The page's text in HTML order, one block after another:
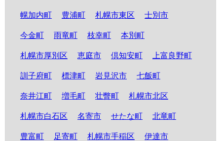
幌加内町 豊浦町 札幌市東区 士別市
今金町 雨竜町 枝幸町 本別町
札幌市厚別区 恵庭市 倶知安町 上富良野町
訓子府町 標津町 岩見沢市 七飯町
奈井江町 増毛町 壮瞥町 札幌市北区
札幌市白石区 名寄市 せたな町 北竜町
豊富町 足寄町 札幌市手稲区 伊達市